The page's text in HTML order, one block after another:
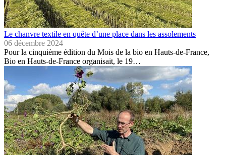
Le chanvre textile en quête d’une place dans les assolements
06 décembre 2024
Pour la cinquième édition du Mois de la bio en Hauts-de-France,
Bio en Hauts-de-France organisait, le 19…